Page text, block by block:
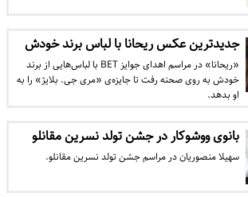
جدیدترین عکس ریحانا با لباس برند خودش
«ریحانا» در مراسم اهدای جوایز BET با لباس‌هایی از برند
خودش به روی صحنه رفت تا جایزه‌ی «مری جی. بلایژ» را به
او بدهد.
بانوی ووشوکار در جشن تولد نسرین مقانلو
سهیلا منصوریان در مراسم جشن تولد نسرین مقانلو.